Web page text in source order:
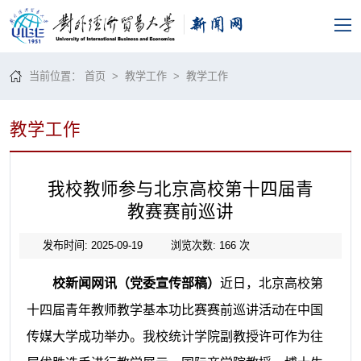
当前位置：首页 >教学工作 >教学工作
教学工作
我校教师参与北京高校第十四届青
教赛赛前巡讲
发布时间: 2025-09-19 浏览次数: 166次
校新闻网讯（党委宣传部稿） 近日，北京高校第
十四届青年教师教学基本功比赛赛前巡讲活动在中国
传媒大学成功举办。我校统计学院副教授许可作为往